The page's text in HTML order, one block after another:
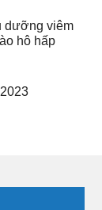
dưỡng viêm
hô hấp